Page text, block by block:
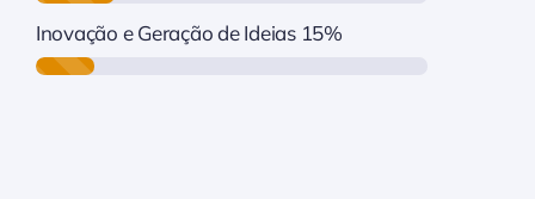
Inovação e Geração de Ideias 15%